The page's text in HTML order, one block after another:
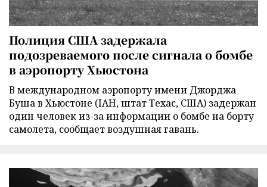
Полиция США задержала
подозреваемого после сигнала о бомбе
в аэропорту Хьюстона
В международном аэропорту имени Джорджа
Буша в Хьюстоне (IAH, штат Техас, США) задержан
один человек из-за информации о бомбе на борту
самолета, сообщает воздушная гавань.